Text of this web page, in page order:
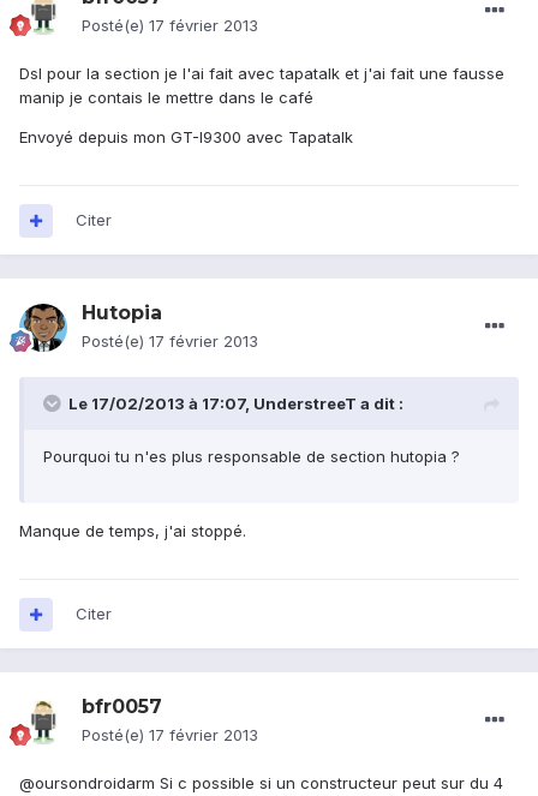
Posté(e) 17 février 2013
Dsl pour la section je l'ai fait avec tapatalk et j'ai fait une fausse
manip je contais le mettre dans le café
Envoyé depuis mon GT-I9300 avec Tapatalk
Citer
Hutopia
Posté(e) 17 février 2013
Le 17/02/2013 à 17:07, UnderstreeT a dit :
Pourquoi tu n'es plus responsable de section hutopia ?
Manque de temps, j'ai stoppé.
Citer
bfr0057
Posté(e) 17 février 2013
@oursondroidarm Si c possible si un constructeur peut sur du 4